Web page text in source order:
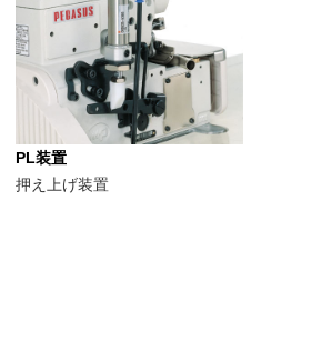
PL装置
押え上げ装置